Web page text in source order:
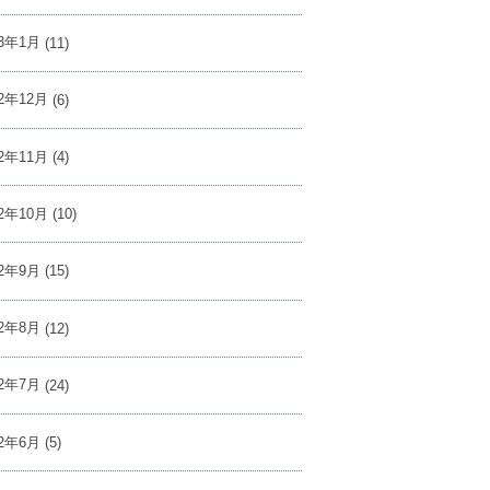
年1月 (11)
年12月 (6)
年11月 (4)
年10月 (10)
年9月 (15)
年8月 (12)
年7月 (24)
年6月 (5)